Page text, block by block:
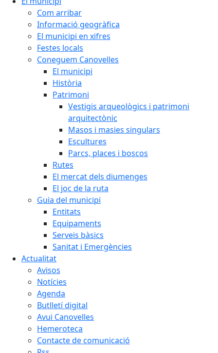
Com arribar
Informació geogràfica
El municipi en xifres
Festes locals
Coneguem Canovelles
El municipi
Història
Patrimoni
Vestigis arqueològics i patrimoni
arquitectònic
Masos i masies singulars
Escultures
Parcs, places i boscos
Rutes
El mercat dels diumenges
El joc de la ruta
Guia del municipi
Entitats
Equipaments
Serveis bàsics
Sanitat i Emergències
Actualitat
Avisos
Notícies
Agenda
Butlletí digital
Avui Canovelles
Hemeroteca
Contacte de comunicació